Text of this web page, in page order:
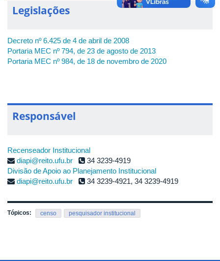
Legislações
Decreto nº 6.425 de 4 de abril de 2008
Portaria MEC nº 794, de 23 de agosto de 2013
Portaria MEC nº 984, de 18 de novembro de 2020
Responsável
Recenseador Institucional
diapi@reito.ufu.br
34 3239-4919
Divisão de Apoio ao Planejamento Institucional
diapi@reito.ufu.br
34 3239-4921, 34 3239-4919
Tópicos: censo pesquisador institucional